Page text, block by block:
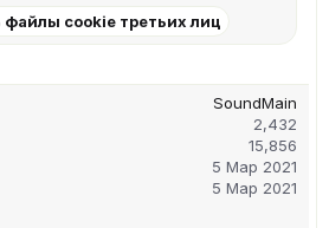
cookie третьих лиц
SoundMain
2,432
15,856
5 Мар 2021
5 Мар 2021